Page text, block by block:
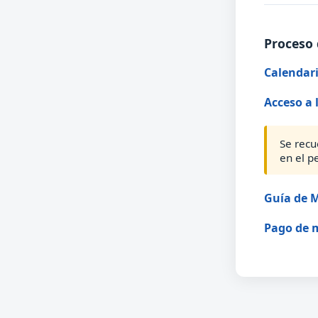
Acceso
Se
en el
Guía de
Pago de